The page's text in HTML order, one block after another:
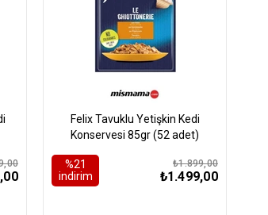
Felix Tavuklu Yetişkin Kedi
Konservesi 85gr (52 adet)
%21
i̇ndirim
₺1.499,00
₺1.899,00